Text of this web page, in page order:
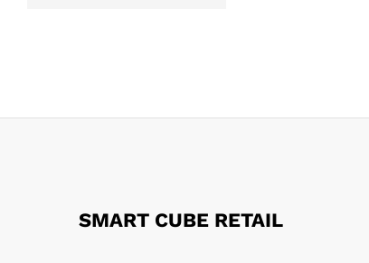
SMART CUBE RETAIL